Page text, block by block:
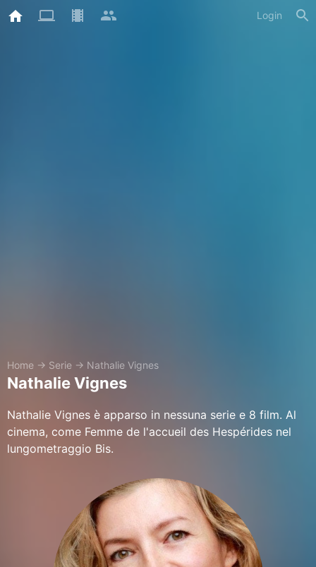
Login
Home → Serie → Nathalie Vignes
Nathalie Vignes
Nathalie Vignes è apparso in nessuna serie e 8 film. Al
cinema, come Femme de l'accueil des Hespérides nel
lungometraggio Bis.